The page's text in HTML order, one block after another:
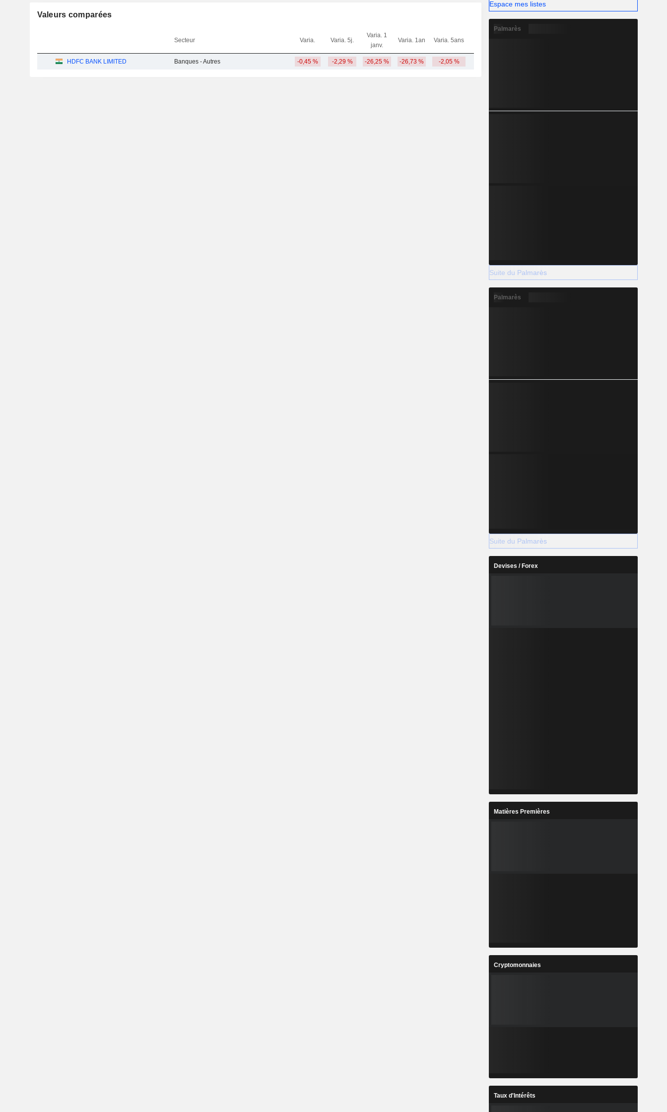
Valeurs comparées
Secteur Varia. Varia. 5j.
Varia. 1
janv.
Varia. 1an Varia. 5ans
HDFC BANK LIMITED Banques - Autres -0,45 % -2,29 % -26,25 % -26,73 % -2,05 %
Espace mes listes
Palmarès
Suite du Palmarès
Palmarès
Suite du Palmarès
Devises / Forex
Matières Premières
Cryptomonnaies
Taux d'Intérêts